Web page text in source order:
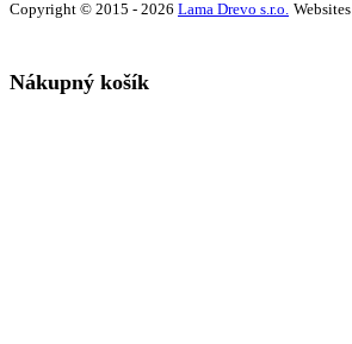
Copyright © 2015 - 2026 Lama Drevo s.r.o. Websites
Nákupný košík